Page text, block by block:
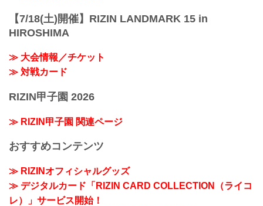
【7/18(土)開催】RIZIN LANDMARK 15 in
HIROSHIMA
≫ 大会情報／チケット
≫ 対戦カード
RIZIN甲子園 2026
≫ RIZIN甲子園 関連ページ
おすすめコンテンツ
≫ RIZINオフィシャルグッズ
≫ デジタルカード「RIZIN CARD COLLECTION（ライコ
レ）」サービス開始！